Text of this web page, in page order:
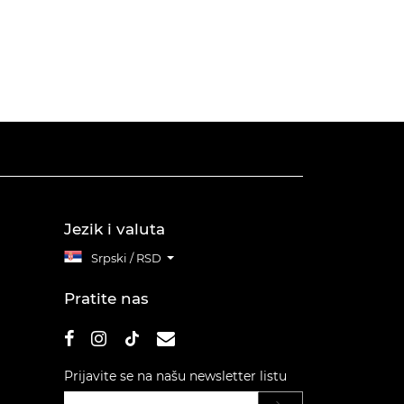
Jezik i valuta
Srpski / RSD
Pratite nas
Prijavite se na našu newsletter listu